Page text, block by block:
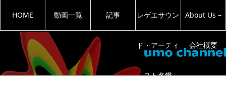
HOME 動画一覧 記事 レゲエサウン
ド・アーティ
スト名鑑
About Us –
会社概要